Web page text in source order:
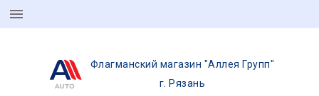
Флагманский магазин "Аллея Групп"
г. Рязань